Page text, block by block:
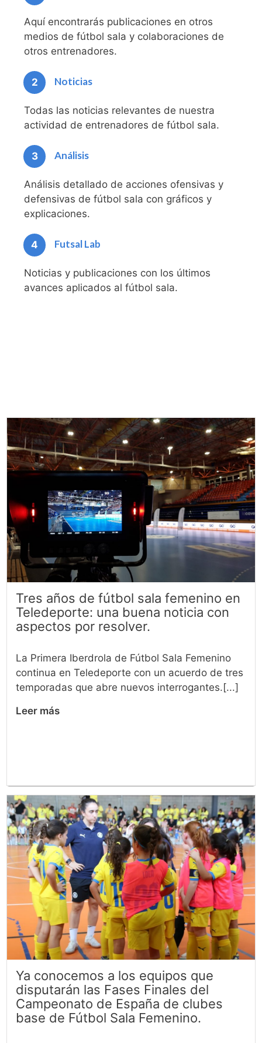
Aquí encontrarás publicaciones en otros
medios de fútbol sala y colaboraciones de
otros entrenadores.
2 Noticias
Todas las noticias relevantes de nuestra
actividad de entrenadores de fútbol sala.
3 Análisis
Análisis detallado de acciones ofensivas y
defensivas de fútbol sala con gráficos y
explicaciones.
4 Futsal Lab
Noticias y publicaciones con los últimos
avances aplicados al fútbol sala.
Tres años de fútbol sala femenino en
Teledeporte: una buena noticia con
aspectos por resolver.
La Primera Iberdrola de Fútbol Sala Femenino
continua en Teledeporte con un acuerdo de tres
temporadas que abre nuevos interrogantes.[...]
Leer más
Ya conocemos a los equipos que
disputarán las Fases Finales del
Campeonato de España de clubes
base de Fútbol Sala Femenino.